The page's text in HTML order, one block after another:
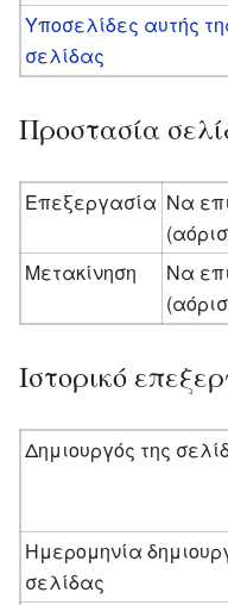
Υποσελίδες αυτής
σελίδας
Προστασία
Επεξεργασία Να
Μετακίνηση
Να
Ιστορικό
Δημιουργός της
Ημερομηνία
σελίδας